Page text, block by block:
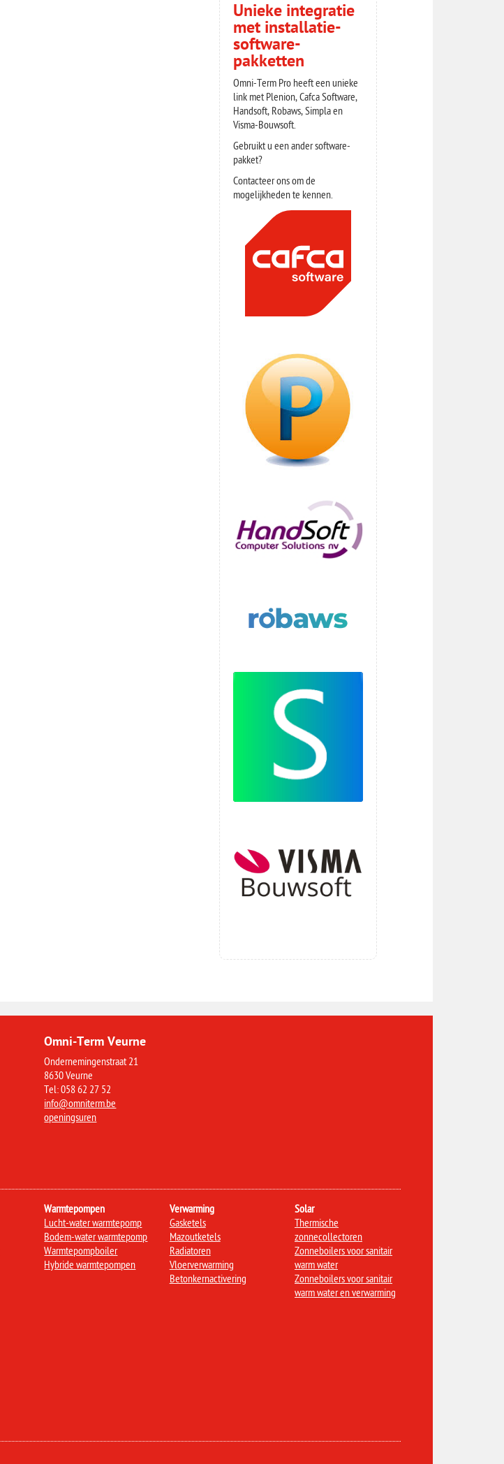
Unieke integratie
met installatie-
software-
pakketten
Omni-Term Pro heeft een unieke
link met Plenion, Cafca Software,
Handsoft, Robaws, Simpla en
Visma-Bouwsoft.
Gebruikt u een ander software-
pakket?
Contacteer ons om de
mogelijkheden te kennen.
Omni-Term Veurne
Ondernemingenstraat 21
8630 Veurne
Tel: 058 62 27 52
info@omniterm.be
openingsuren
Warmtepompen
Lucht-water warmtepomp
Bodem-water warmtepomp
Warmtepompboiler
Hybride warmtepompen
Verwarming
Gasketels
Mazoutketels
Radiatoren
Vloerverwarming
Betonkernactivering
Solar
Thermische
zonnecollectoren
Zonneboilers voor sanitair
warm water
Zonneboilers voor sanitair
warm water en verwarming